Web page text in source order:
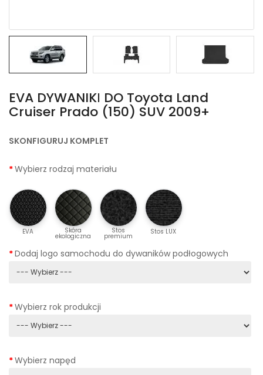
EVA DYWANIKІ DO Toyota Land
Cruiser Prado (150) SUV 2009+
SKONFIGURUJ KOMPLET
Wybierz rodzaj materiału
EVA Skóra
ekologiczna
Stos
premium
Stos LUX
Dodaj logo samochodu do dywaników podłogowych
Wybierz rok produkcji
Wybierz napęd